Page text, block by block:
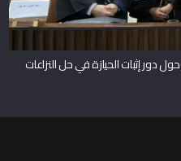
دور إثبات الحيازة في حل النزاعات